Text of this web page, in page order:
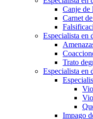
Canje de
Carnet
Especialista en
Trato
Especialista en
Impago